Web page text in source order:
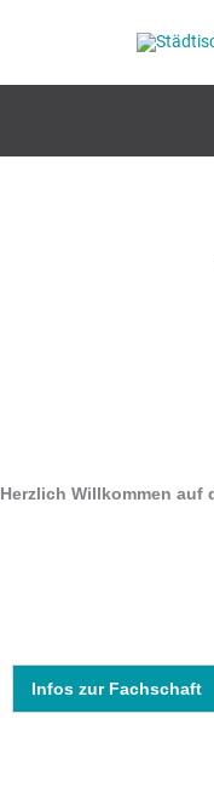
Herzlich Willkommen auf
Infos zur Fachschaft